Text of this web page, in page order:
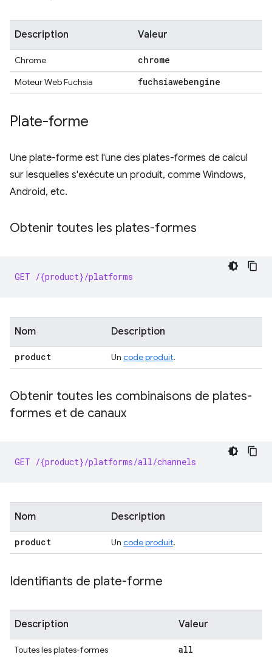
Description Valeur
Chrome chrome
Moteur Web Fuchsia fuchsiawebengine
Plate-forme
Une plate-forme est l'une des plates-formes de calcul
sur lesquelles s'exécute un produit, comme Windows,
Android, etc.
Obtenir toutes les plates-formes
GET /{product}/platforms
Nom Description
product Un code produit.
Obtenir toutes les combinaisons de plates-
formes et de canaux
GET /{product}/platforms/all/channels
Nom Description
product Un code produit.
Identifiants de plate-forme
Description Valeur
Toutes les plates-formes all